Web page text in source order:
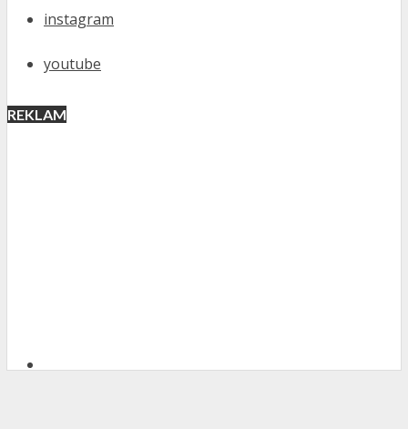
instagram
youtube
REKLAM